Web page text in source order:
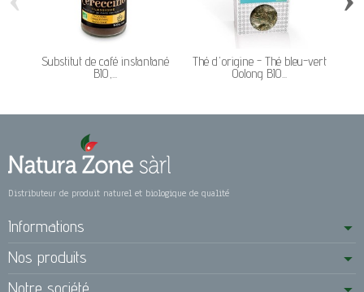
Substitut de café instantané
BIO,...
Thé d'origine - Thé bleu-vert
Oolong BIO...
Distributeur de produit naturel et biologique de qualité
Informations
Nos produits